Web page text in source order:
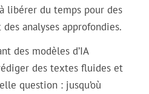
libérer du temps pour des
analyses approfondies.
des modèles d’IA
des textes fluides et
question : jusqu’où